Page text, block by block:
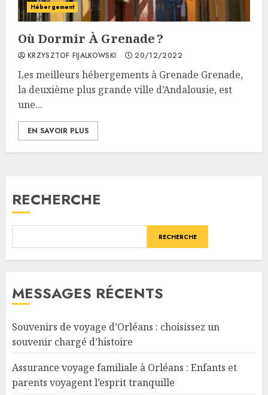
Hébergement
Où Dormir À Grenade ?
KRZYSZTOF FIJALKOWSKI 20/12/2022
Les meilleurs hébergements à Grenade Grenade,
la deuxième plus grande ville d’Andalousie, est
une...
EN SAVOIR PLUS
RECHERCHE
RECHERCHE
MESSAGES RÉCENTS
Souvenirs de voyage d’Orléans : choisissez un
souvenir chargé d’histoire
Assurance voyage familiale à Orléans : Enfants et
parents voyagent l’esprit tranquille